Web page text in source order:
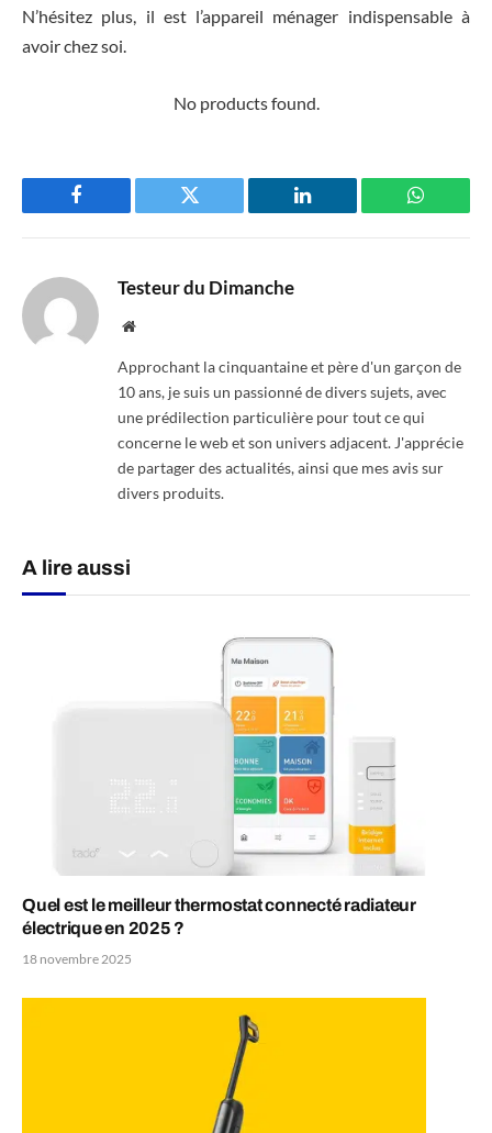
N’hésitez plus, il est l’appareil ménager indispensable à
avoir chez soi.
No products found.
Facebook Twitter LinkedIn
Testeur du Dimanche
Website
Approchant la cinquantaine et père d'un garçon de
10 ans, je suis un passionné de divers sujets, avec
une prédilection particulière pour tout ce qui
concerne le web et son univers adjacent. J'apprécie
de partager des actualités, ainsi que mes avis sur
divers produits.
A lire aussi
Quel est le meilleur thermostat connecté radiateur
électrique en 2025 ?
18 novembre 2025